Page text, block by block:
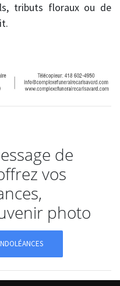
tributs floraux ou de
de
vos
photo